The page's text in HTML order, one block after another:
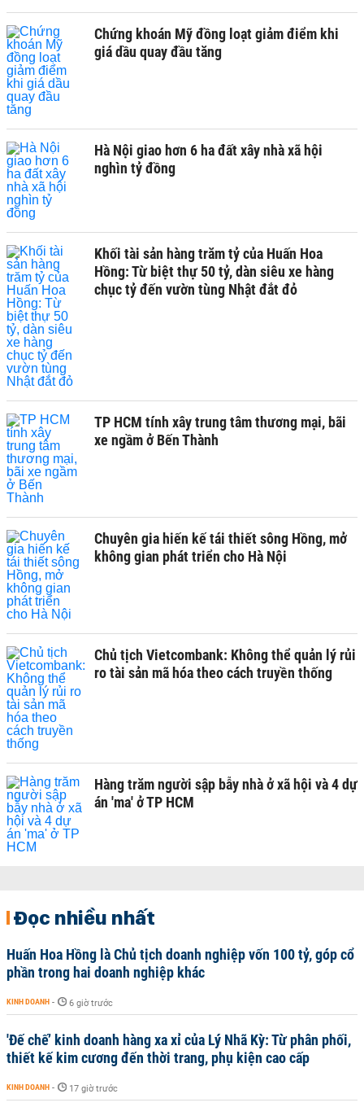
Chứng khoán Mỹ đồng loạt giảm điểm khi
giá dầu quay đầu tăng
Hà Nội giao hơn 6 ha đất xây nhà xã hội
nghìn tỷ đồng
Khối tài sản hàng trăm tỷ của Huấn Hoa
Hồng: Từ biệt thự 50 tỷ, dàn siêu xe hàng
chục tỷ đến vườn tùng Nhật đắt đỏ
TP HCM tính xây trung tâm thương mại, bãi
xe ngầm ở Bến Thành
Chuyên gia hiến kế tái thiết sông Hồng, mở
không gian phát triển cho Hà Nội
Chủ tịch Vietcombank: Không thể quản lý rủi
ro tài sản mã hóa theo cách truyền thống
Hàng trăm người sập bẫy nhà ở xã hội và 4 dự
án 'ma' ở TP HCM
Đọc nhiều nhất
Huấn Hoa Hồng là Chủ tịch doanh nghiệp vốn 100 tỷ, góp cổ
phần trong hai doanh nghiệp khác
KINH DOANH - 6 giờ trước
'Đế chế’ kinh doanh hàng xa xỉ của Lý Nhã Kỳ: Từ phân phối,
thiết kế kim cương đến thời trang, phụ kiện cao cấp
KINH DOANH - 17 giờ trước